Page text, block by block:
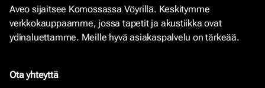
Aveo sijaitsee Komossassa Vöyrillä. Keskitymme
verkkokauppaamme, jossa tapetit ja akustiikka ovat
ydinaluettamme. Meille hyvä asiakaspalvelu on tärkeää.
Ota yhteyttä